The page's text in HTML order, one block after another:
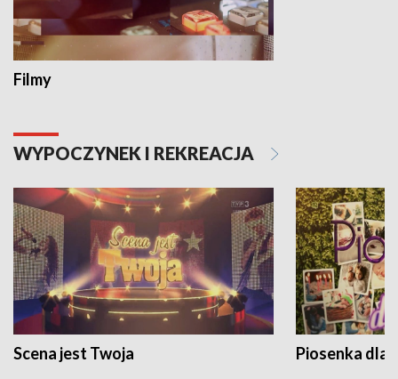
Filmy
WYPOCZYNEK I REKREACJA
Scena jest Twoja Piosenka dla